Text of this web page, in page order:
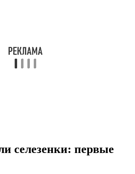
селезенки: первые